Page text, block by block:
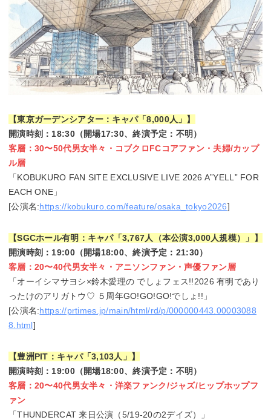
【東京ガーデンシアター：キャパ「8,000人」】
開演時刻：18:30（開場17:30、終演予定：不明）
客層：30〜50代男女半々・コブクロFCコアファン・夫婦/カップ
ル層
「KOBUKURO FAN SITE EXCLUSIVE LIVE 2026 A”YELL” FOR
EACH ONE」
[公演名:https://kobukuro.com/feature/osaka_tokyo2026]
【SGCホール有明：キャパ「3,767人（本公演3,000人規模）」】
開演時刻：19:00（開場18:00、終演予定：21:30）
客層：20〜40代男女半々・アニソンファン・声優ファン層
「オーイシマサヨシ×鈴木愛理の でしょフェス!!2026 有明であり
ったけのアリガトウ♡ ５周年GO!GO!GO!でしょ!!」
[公演名:https://prtimes.jp/main/html/rd/p/000000443.00003088
8.html]
【豊洲PIT：キャパ「3,103人」】
開演時刻：19:00（開場18:00、終演予定：不明）
客層：20〜40代男女半々・洋楽ファンク/ジャズ/ヒップホップフ
ァン
「THUNDERCAT 来日公演（5/19-20の2デイズ）」